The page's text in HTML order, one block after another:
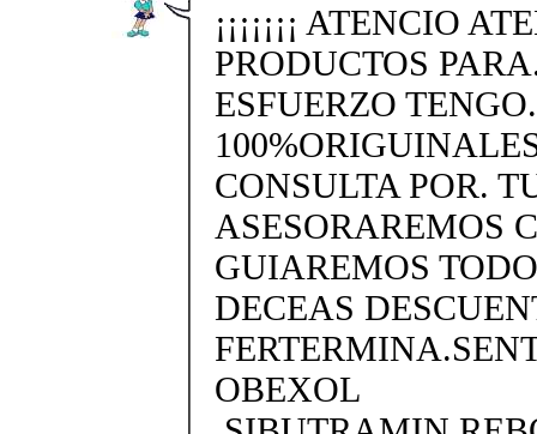
¡¡¡¡¡¡¡ ATENCIO
PRODUCTOS
ESFUERZO
CONSULTA POR.
ASESORAREMOS
GUIAREMOS
DECEAS
OBEXOL